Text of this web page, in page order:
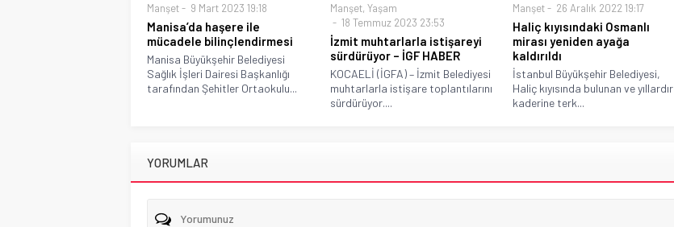
Manşet 9 Mart 2023 19:18
Manisa’da haşere ile
mücadele bilinçlendirmesi
Manisa Büyükşehir Belediyesi
Sağlık İşleri Dairesi Başkanlığı
tarafından Şehitler Ortaokulu...
Manşet, Yaşam
18 Temmuz 2023 23:53
İzmit muhtarlarla istişareyi
sürdürüyor – İGF HABER
KOCAELİ (İGFA) – İzmit Belediyesi
muhtarlarla istişare toplantılarını
sürdürüyor....
Manşet 26 Aralık 2022 19:17
Haliç kıyısındaki Osmanlı
mirası yeniden ayağa
kaldırıldı
İstanbul Büyükşehir Belediyesi,
Haliç kıyısında bulunan ve yıllardır
kaderine terk...
YORUMLAR